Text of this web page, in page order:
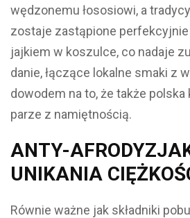
wędzonemu łososiowi, a
zostaje zastąpione
jajkiem w koszulce, co nadaje
danie, łączące lokalne smaki z
dowodem na to, że także
parze z namiętnością.
ANTY-
UNIKANIA
Równie ważne jak składniki